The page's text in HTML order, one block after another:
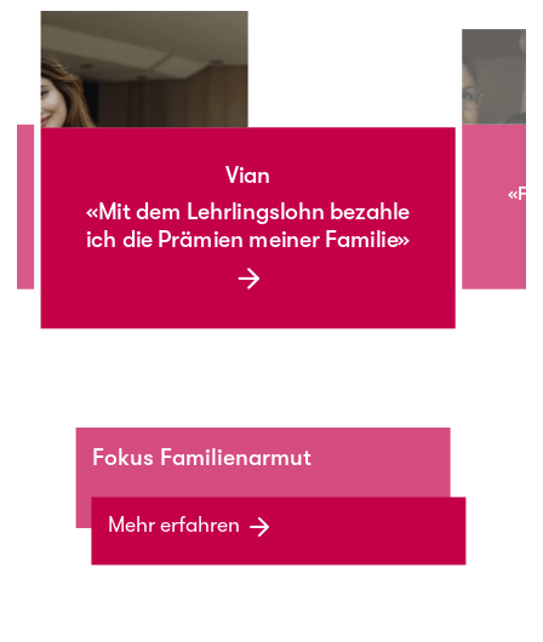
Vian
«Mit dem Lehrlingslohn bezahle
ich die Prämien meiner Familie»
Fokus Familienarmut
Mehr erfahren